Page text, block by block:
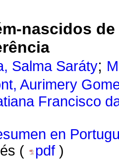
nascidos
Salma Saráty;
Aurimery
Francisco
en
(
pdf )